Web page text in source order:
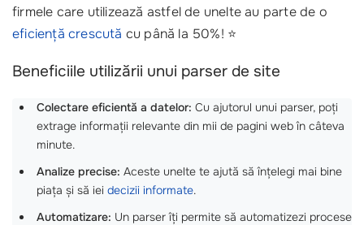
firmele care utilizează astfel de unelte au parte de o
eficiență crescută cu până la 50%! ⭐
Beneficiile utilizării unui parser de site
Colectare eficientă a datelor: Cu ajutorul unui parser, poți
extrage informații relevante din mii de pagini web în câteva
minute.
Analize precise: Aceste unelte te ajută să înțelegi mai bine
piața și să iei decizii informate.
Automatizare: Un parser îți permite să automatizezi procese